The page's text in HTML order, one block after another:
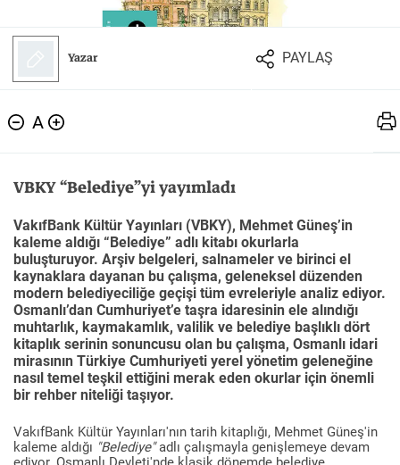
Felsefe Kesişimler
İnsan ve Toplum
Klasik Bilim
Yazar PAYLAŞ
A
VBKY “Belediye”yi yayımladı
VakıfBank Kültür Yayınları (VBKY), Mehmet Güneş’in
kaleme aldığı “Belediye” adlı kitabı okurlarla
buluşturuyor. Arşiv belgeleri, salnameler ve birinci el
kaynaklara dayanan bu çalışma, geleneksel düzenden
modern belediyeciliğe geçişi tüm evreleriyle analiz ediyor.
Osmanlı’dan Cumhuriyet’e taşra idaresinin ele alındığı
muhtarlık, kaymakamlık, valilik ve belediye başlıklı dört
kitaplık serinin sonuncusu olan bu çalışma, Osmanlı idari
mirasının Türkiye Cumhuriyeti yerel yönetim geleneğine
nasıl temel teşkil ettiğini merak eden okurlar için önemli
bir rehber niteliği taşıyor.
VakıfBank Kültür Yayınları'nın tarih kitaplığı, Mehmet Güneş'in
kaleme aldığı "Belediye"adlı çalışmayla genişlemeye devam